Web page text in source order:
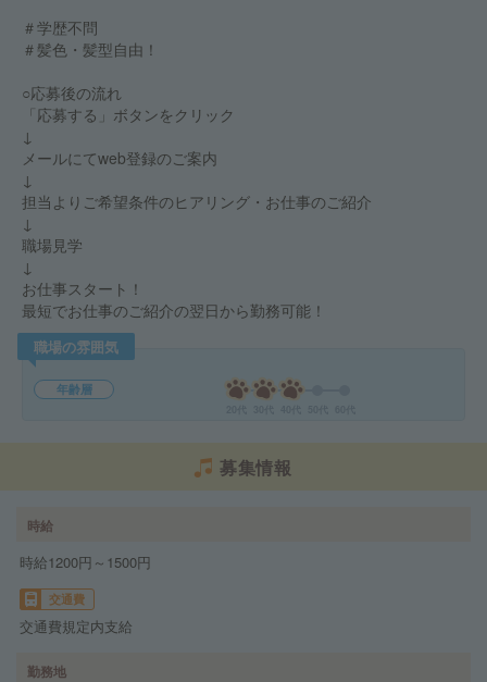
＃学歴不問
＃髪色・髪型自由！
○応募後の流れ
「応募する」ボタンをクリック
↓
メールにてweb登録のご案内
↓
担当よりご希望条件のヒアリング・お仕事のご紹介
↓
職場見学
↓
お仕事スタート！
最短でお仕事のご紹介の翌日から勤務可能！
職場の雰囲気
年齢層
募集情報
時給
時給1200円～1500円
交通費
交通費規定内支給
勤務地